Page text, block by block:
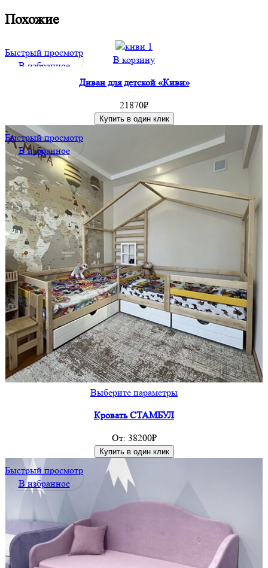
Похожие
Быстрый просмотр
В избранное
В корзину
Диван для детской «Киви»
21870₽
Купить в один клик
Быстрый просмотр
В избранное
Выберите параметрыЭтот
Опции
странице
товара.
Кровать СТАМБУЛ
От: 38200₽
Купить в один клик
Быстрый просмотр
В избранное